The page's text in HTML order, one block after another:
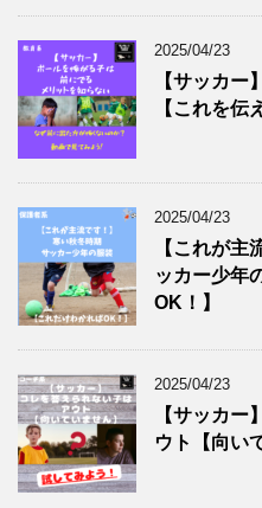
2025/04/23
【サッカー
【これを伝
2025/04/23
【これが主
ッカー少年
OK！】
2025/04/23
【サッカー
ウト【向い